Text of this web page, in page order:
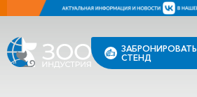
ЗАБРОНИРОВАТЬ
СТЕНД